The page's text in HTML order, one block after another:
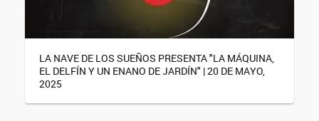
LA NAVE DE LOS SUEÑOS PRESENTA "LA MÁQUINA,
EL DELFÍN Y UN ENANO DE JARDÍN" | 20 DE MAYO,
2025